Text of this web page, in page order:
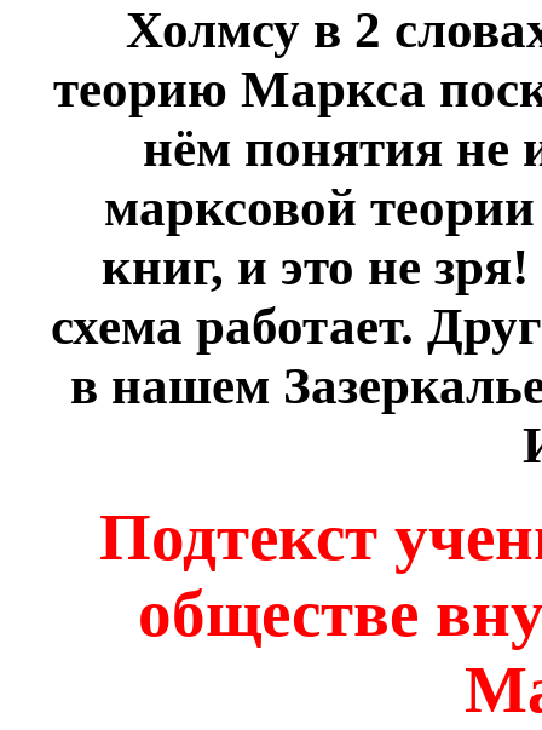
Холмсу в 2
теорию Маркса
нём понятия не
марксовой
книг, и это не
схема работает.
в нашем
Подтекст
обществе